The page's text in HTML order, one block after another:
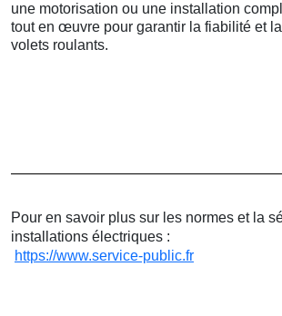
une motorisation ou une installation
tout en œuvre pour garantir la fiabilité et
volets roulants.
Pour en savoir plus sur les normes et la
installations électriques :
https://www.service-public.fr